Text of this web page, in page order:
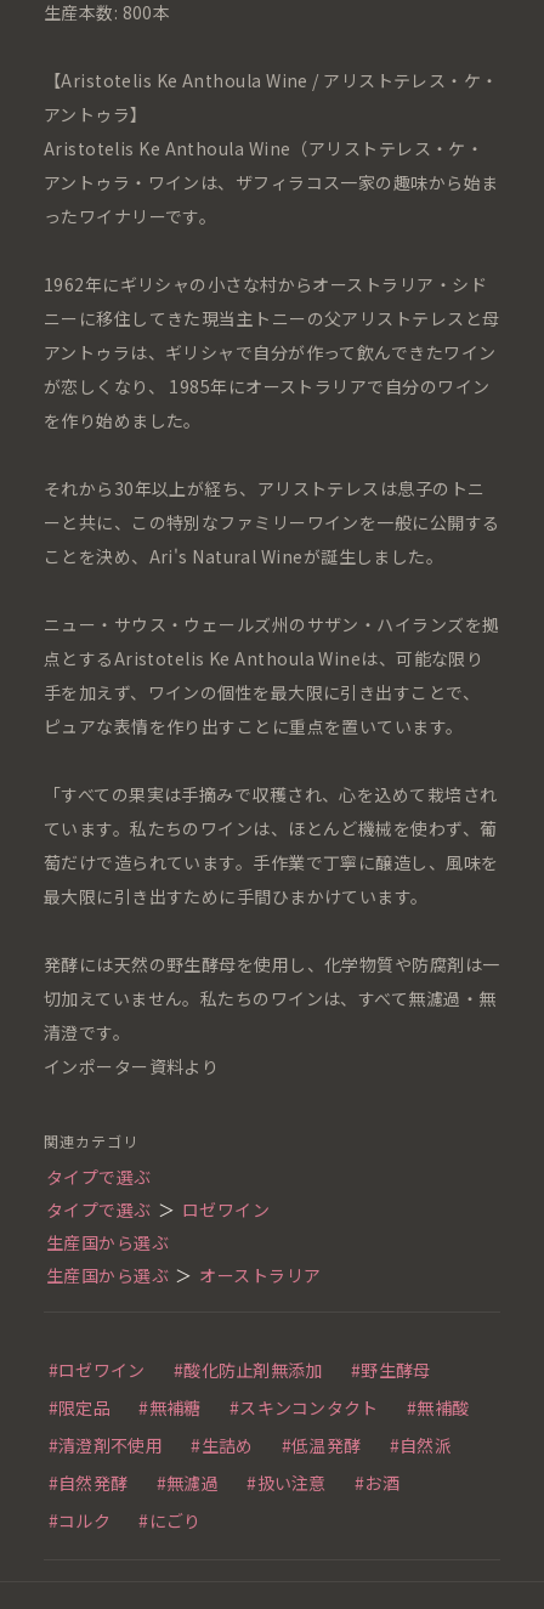
生産本数: 800本
【Aristotelis Ke Anthoula Wine / アリストテレス・ケ・
アントゥラ】
Aristotelis Ke Anthoula Wine（アリストテレス・ケ・
アントゥラ・ワインは、ザフィラコス一家の趣味から始ま
ったワイナリーです。
1962年にギリシャの小さな村からオーストラリア・シド
ニーに移住してきた現当主トニーの父アリストテレスと母
アントゥラは、ギリシャで自分が作って飲んできたワイン
が恋しくなり、 1985年にオーストラリアで自分のワイン
を作り始めました。
それから30年以上が経ち、アリストテレスは息子のトニ
ーと共に、この特別なファミリーワインを一般に公開する
ことを決め、Ari's Natural Wineが誕生しました。
ニュー・サウス・ウェールズ州のサザン・ハイランズを拠
点とするAristotelis Ke Anthoula Wineは、可能な限り
手を加えず、ワインの個性を最大限に引き出すことで、
ピュアな表情を作り出すことに重点を置いています。
「すべての果実は手摘みで収穫され、心を込めて栽培され
ています。私たちのワインは、ほとんど機械を使わず、葡
萄だけで造られています。手作業で丁寧に醸造し、風味を
最大限に引き出すために手間ひまかけています。
発酵には天然の野生酵母を使用し、化学物質や防腐剤は一
切加えていません。私たちのワインは、すべて無濾過・無
清澄です。
インポーター資料より
関連カテゴリ
タイプで選ぶ
タイプで選ぶ ＞ ロゼワイン
生産国から選ぶ
生産国から選ぶ ＞ オーストラリア
#ロゼワイン #酸化防止剤無添加
#野生酵母
#限定品
#無補糖 #スキンコンタクト
#無補酸
#清澄剤不使用
#生詰め #低温発酵
#自然派
#自然発酵
#無濾過 #扱い注意
#お酒
#コルク
#にごり